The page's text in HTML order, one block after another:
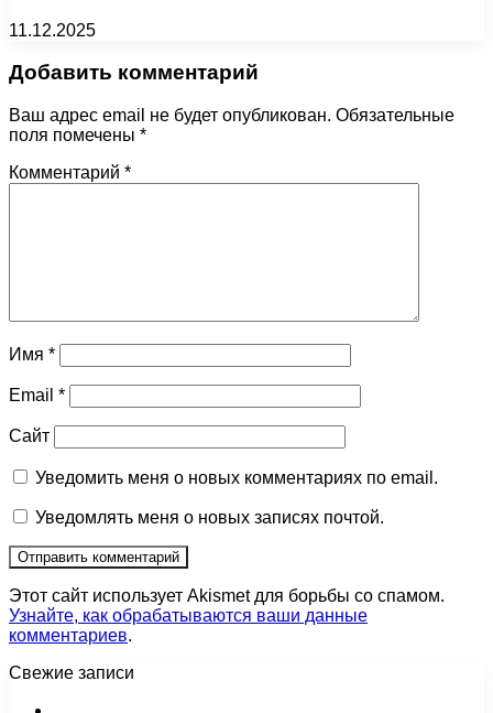
11.12.2025
Добавить комментарий
Ваш адрес email не будет опубликован. Обязательные
поля помечены *
Комментарий *
Имя *
Email *
Сайт
Уведомить меня о новых комментариях по email.
Уведомлять меня о новых записях почтой.
Этот сайт использует Akismet для борьбы со спамом.
Узнайте, как обрабатываются ваши данные
комментариев.
Свежие записи